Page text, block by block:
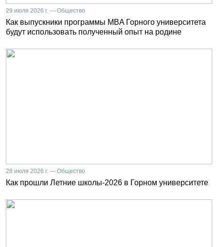
29 июля 2026 г. — Общество
Как выпускники программы MBA Горного университета
будут использовать полученный опыт на родине
28 июля 2026 г. — Общество
Как прошли Летние школы-2026 в Горном университете